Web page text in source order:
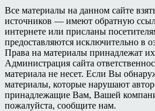
Все материалы на данном сайте
источников — имеют обратную
интернете или присланы
предоставляются исключительно в
Права на материалы принадлежат
Администрация сайта
материала не несет. Если Вы
материалы, которые нарушают
принадлежащие Вам, Вашей
пожалуйста, сообщите нам.